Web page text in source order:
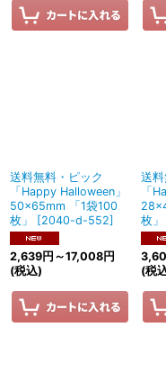
送料無料・ピック
「Happy Halloween」
50×65mm 「1袋100
枚」
[2040-d-552]
2,639円 ～17,008円
(税込)
送
「
枚」
(税